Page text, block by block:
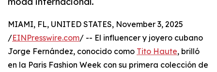
MIAMI, FL, UNITED STATES, November 3, 2025
/EINPresswire.com/ -- El influencer y joyero cubano
Jorge Fernández, conocido como Tito Haute, brilló
en la Paris Fashion Week con su primera colección de